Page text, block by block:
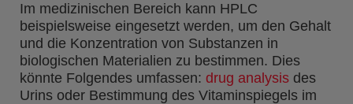
Im medizinischen Bereich kann HPLC
beispielsweise eingesetzt werden, um den Gehalt
und die Konzentration von Substanzen in
biologischen Materialien zu bestimmen. Dies
könnte Folgendes umfassen: drug analysis des
Urins oder Bestimmung des Vitaminspiegels im